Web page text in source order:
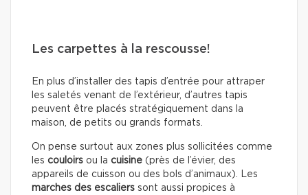
Les carpettes à la rescousse!
En plus d’installer des tapis d’entrée pour attraper
les saletés venant de l’extérieur, d’autres tapis
peuvent être placés stratégiquement dans la
maison, de petits ou grands formats.
On pense surtout aux zones plus sollicitées comme
les couloirs ou la cuisine (près de l’évier, des
appareils de cuisson ou des bols d’animaux). Les
marches des escaliers sont aussi propices à